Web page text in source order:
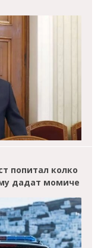
попитал колко
дадат момиче